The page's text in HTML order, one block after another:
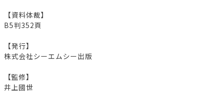
【資料体裁】
B5判352頁
【発行】
株式会社シーエムシー出版
【監修】
井上國世